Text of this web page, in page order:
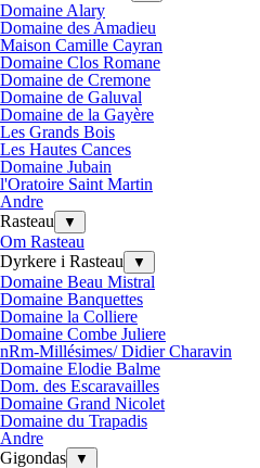
Domaine Alary
Domaine des Amadieu
Maison Camille Cayran
Domaine Clos Romane
Domaine de Cremone
Domaine de Galuval
Domaine de la Gayère
Les Grands Bois
Les Hautes Cances
Domaine Jubain
l'Oratoire Saint Martin
Andre
Rasteau
▼
Om Rasteau
Dyrkere i Rasteau
▼
Domaine Beau Mistral
Domaine Banquettes
Domaine la Colliere
Domaine Combe Juliere
nRm-Millésimes/ Didier Charavin
Domaine Elodie Balme
Dom. des Escaravailles
Domaine Grand Nicolet
Domaine du Trapadis
Andre
Gigondas
▼